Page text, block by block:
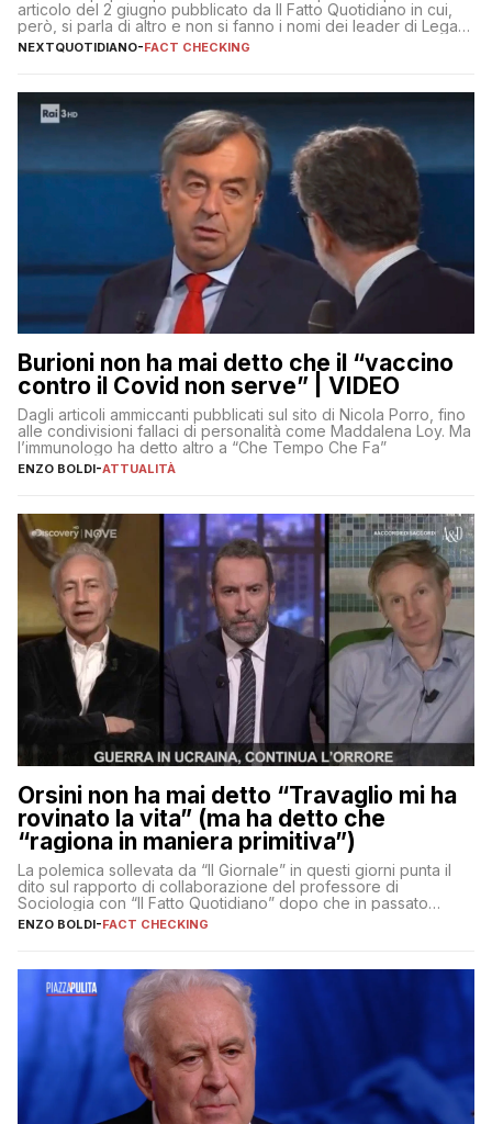
articolo del 2 giugno pubblicato da Il Fatto Quotidiano in cui,
però, si parla di altro e non si fanno i nomi dei leader di Lega e
Fratelli d’Italia
NEXTQUOTIDIANO-FACT CHECKING
Burioni non ha mai detto che il “vaccino
contro il Covid non serve” | VIDEO
Dagli articoli ammiccanti pubblicati sul sito di Nicola Porro, fino
alle condivisioni fallaci di personalità come Maddalena Loy. Ma
l’immunologo ha detto altro a “Che Tempo Che Fa”
ENZO BOLDI-ATTUALITÀ
Orsini non ha mai detto “Travaglio mi ha
rovinato la vita” (ma ha detto che
“ragiona in maniera primitiva”)
La polemica sollevata da “Il Giornale” in questi giorni punta il
dito sul rapporto di collaborazione del professore di
Sociologia con “Il Fatto Quotidiano” dopo che in passato
erano volati stracci
ENZO BOLDI-FACT CHECKING